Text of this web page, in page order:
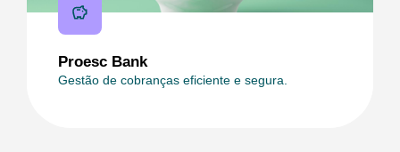
Proesc Bank
Gestão de cobranças eficiente e segura.